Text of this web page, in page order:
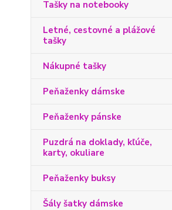
Tašky na notebooky
Letné, cestovné a plážové
tašky
Nákupné tašky
Peňaženky dámske
Peňaženky pánske
Puzdrá na doklady, kľúče,
karty, okuliare
Peňaženky buksy
Šály šatky dámske